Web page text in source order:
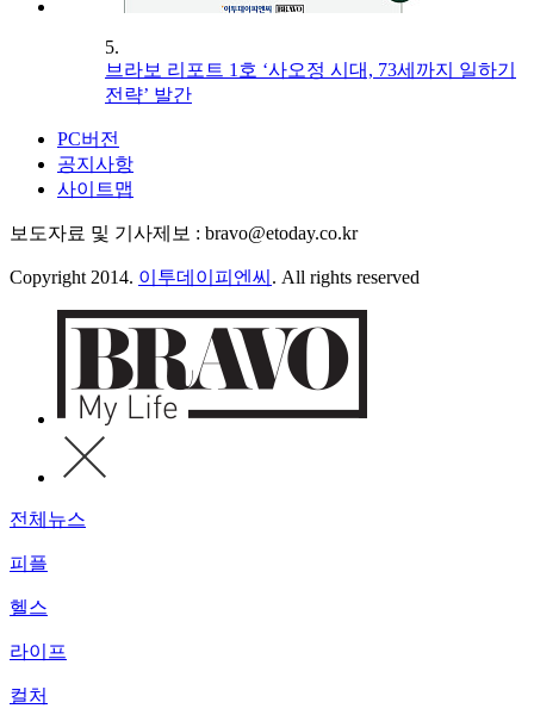
5.
브라보 리포트 1호 ‘사오정 시대, 73세까지 일하기
전략’ 발간
PC버전
공지사항
사이트맵
보도자료 및 기사제보 : bravo@etoday.co.kr
Copyright 2014. 이투데이피엔씨 . All rights reserved
전체뉴스
피플
헬스
라이프
컬처